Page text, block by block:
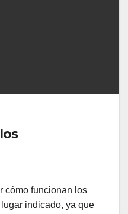
cómo funcionan los
indicado, ya que